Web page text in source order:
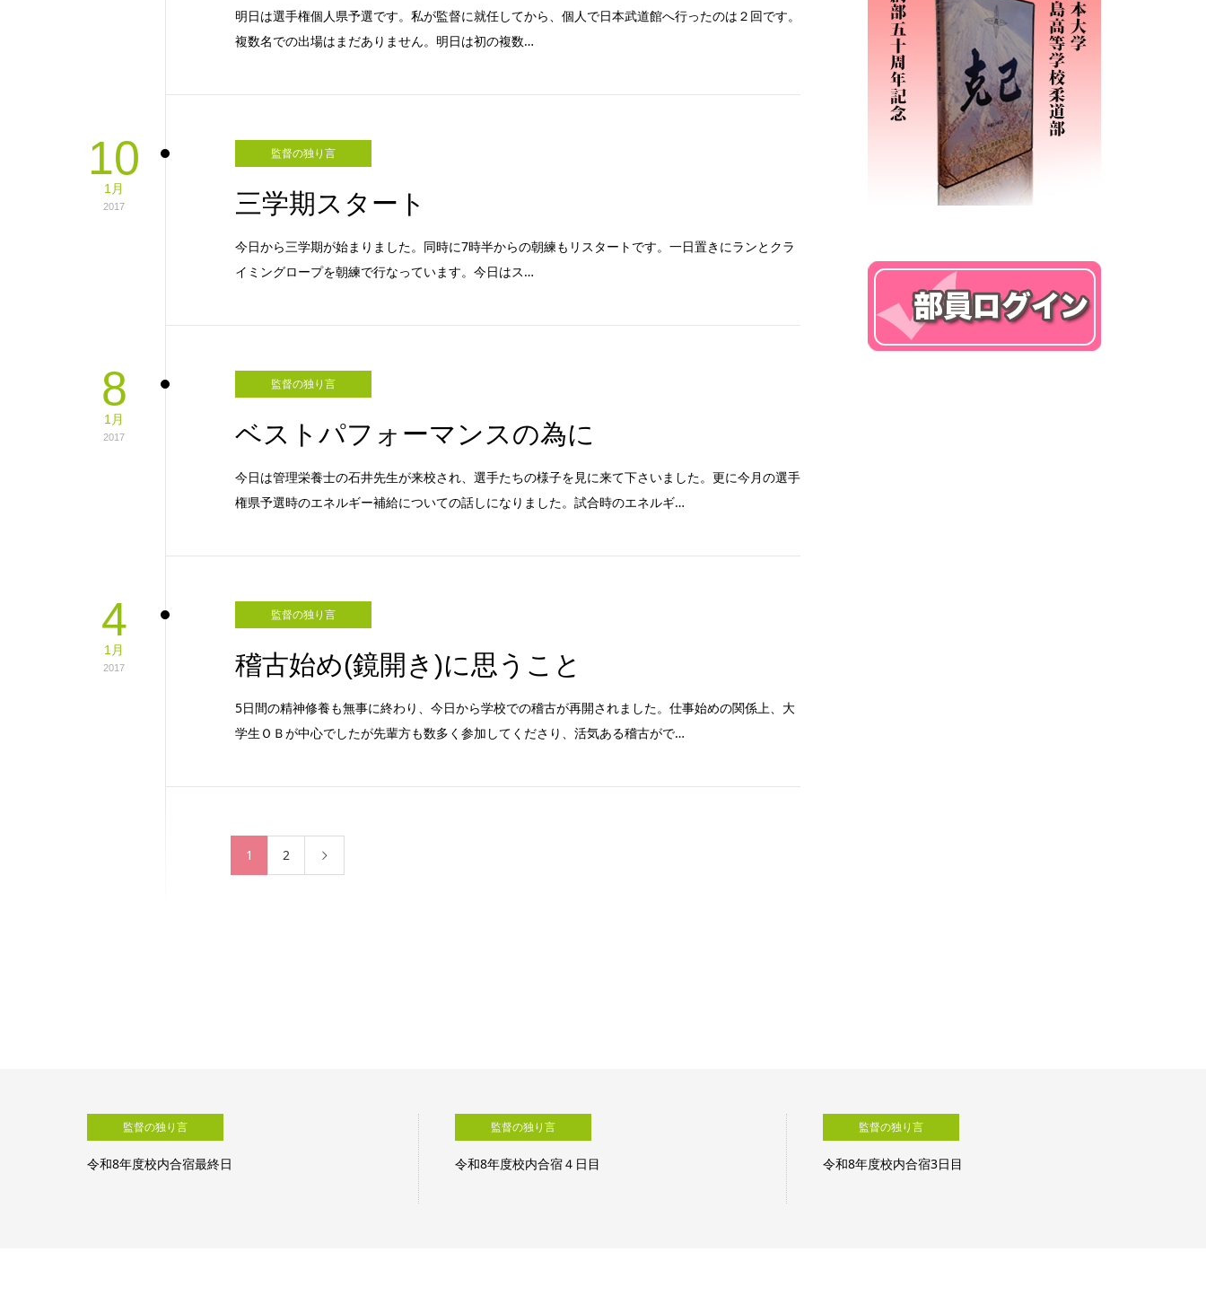
明日は選手権個人県予選です。私が監督に就任してから、個人で日本武道館へ行ったのは２回です。
複数名での出場はまだありません。明日は初の複数…
10
1月
2017
監督の独り言
三学期スタート
今日から三学期が始まりました。同時に7時半からの朝練もリスタートです。一日置きにランとクラ
イミングロープを朝練で行なっています。今日はス…
8
1月
2017
監督の独り言
ベストパフォーマンスの為に
今日は管理栄養士の石井先生が来校され、選手たちの様子を見に来て下さいました。更に今月の選手
権県予選時のエネルギー補給についての話しになりました。試合時のエネルギ…
4
1月
2017
監督の独り言
稽古始め(鏡開き)に思うこと
5日間の精神修養も無事に終わり、今日から学校での稽古が再開されました。仕事始めの関係上、大
学生ＯＢが中心でしたが先輩方も数多く参加してくださり、活気ある稽古がで…
1 2
令和8年度校内合宿４日目 令和8年度校内合宿3日目 令和8年度校内合宿2日目